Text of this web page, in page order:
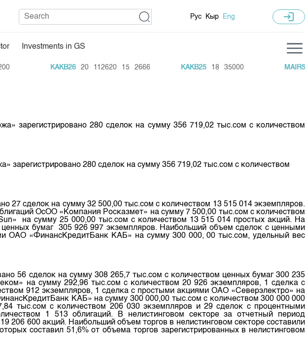
Trade Statistics
Index and Market Capitalisation
Results of GS auctions
Training Centre
Рус Кыр Eng login
Investments in GS
KAKB26 20 112620 15 2666 KAKB25 18 35000 MAIR5
зарегистрировано 280 сделок на сумму 356 719,02 тыс.сом с количеством
280 сделок на сумму 356 719,02 тыс.сом с количеством
сделок на сумму 32 500,00 тыс.сом с количеством 13 515 014 экземпляров.
ОсОО «Компания Росказмет» на сумму 7 500,00 тыс.сом с количеством
на сумму 25 000,00 тыс.сом с количеством 13 515 014 простых акций. На
бумаг 305 926 997 экземпляров. Наибольший объем сделок с ценными
ОАО «ФинансКредитБанк КАБ» на сумму 300 000, 00 тыс.сом, удельный вес
56 сделок на сумму 308 265,7 тыс.сом с количеством ценных бумаг 300 235
на сумму 292,96 тыс.сом с количеством 20 926 экземпляров, 1 сделка с
912 экземпляров, 1 сделка с простыми акциями ОАО «Северэлектро» на
КАБ» на сумму 300 000,00 тыс.сом с количеством 300 000 000
тыс.сом с количеством 206 030 экземпляров и 29 сделок с процентными
1 513 облигаций. В нелистинговом секторе за отчетный период
206 600 акций. Наибольший объем торгов в нелистинговом секторе составили
составил 51,6% от объема торгов зарегистрированных в нелистинговом